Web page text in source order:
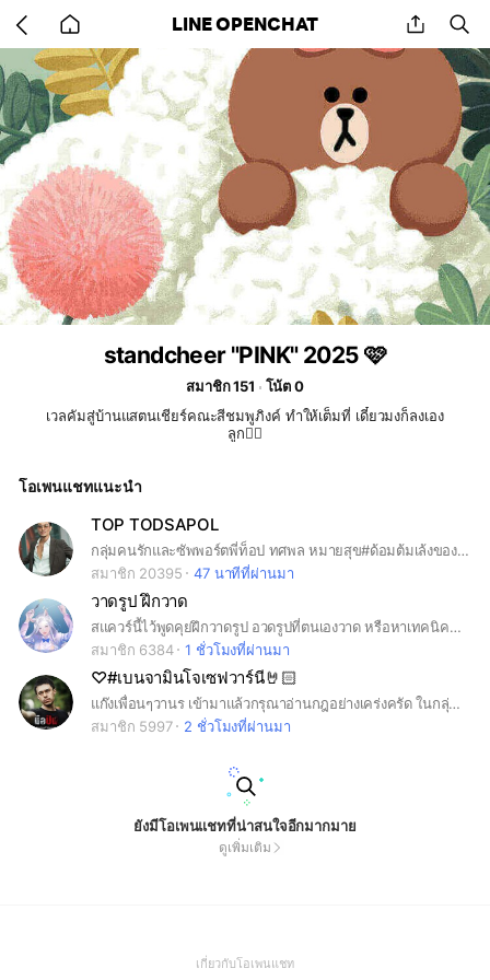
back
to
home
LINE OPENCHAT share
standcheer "PINK" 2025 🩷
สมาชิก 151
โน้ต 0
เวลคัมสู่บ้านแสตนเชียร์คณะสีชมพูภิงค์ ทำให้เต็มที่ เดี๋ยวมงก็ลงเอง
ลูก❤️‍🔥
โอเพนแชทแนะนำ
TOP TODSAPOL
กลุ่มคนรักและซัพพอร์ตพี่ท็อป ทศพล หมายสุข#ด้อมต้มเล้งของพี่ท็อป
สมาชิก 20395
47 นาทีที่ผ่านมา
วาดรูป ฝึกวาด
สแควร์นี้ไว้พูดคุยฝึกวาดรูป อวดรูปที่ตนเองวาด หรือหาเทคนิคการวาดรูป .
สมาชิก 6384
1 ชั่วโมงที่ผ่านมา
♡#เบนจามินโจเซฟวาร์นี🤘🏻
แก๊งเพื่อนๆวานร เข้ามาแล้วกรุณาอ่านกฎอย่างเคร่งครัด ในกลุ่มนี้มีพี่เบนกรุณาทำตามกฎกันด้วยนะ💞 (#chipmunkben)
สมาชิก 5997
2 ชั่วโมงที่ผ่านมา
ยังมีโอเพนแชทที่น่าสนใจอีกมากมาย
ดูเพิ่มเติม
เกี่ยวกับโอเพนแชท(Open